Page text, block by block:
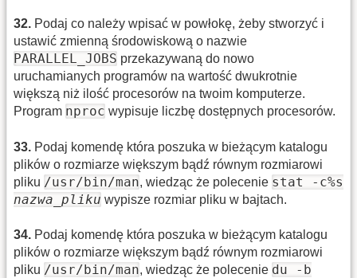
32. Podaj co należy wpisać w powłokę, żeby stworzyć i
ustawić zmienną środowiskową o nazwie
PARALLEL_JOBS przekazywaną do nowo
uruchamianych programów na wartość dwukrotnie
większą niż ilość procesorów na twoim komputerze.
Program nproc wypisuje liczbę dostępnych procesorów.
33. Podaj komendę która poszuka w bieżącym katalogu
plików o rozmiarze większym bądź równym rozmiarowi
pliku /usr/bin/man, wiedząc że polecenie stat -c%s
nazwa_pliku wypisze rozmiar pliku w bajtach.
34. Podaj komendę która poszuka w bieżącym katalogu
plików o rozmiarze większym bądź równym rozmiarowi
pliku /usr/bin/man, wiedząc że polecenie du -b